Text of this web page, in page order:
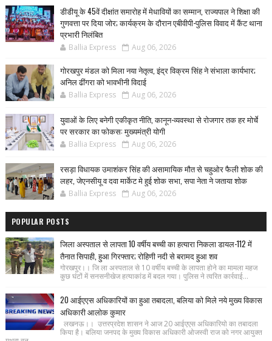
डीडीयू के 45वें दीक्षांत समारोह में मेधावियों का सम्मान, राज्यपाल ने शिक्षा की
गुणवत्ता पर दिया जोर; कार्यक्रम के दौरान एबीवीपी-पुलिस विवाद में कैंट थाना
प्रभारी निलंबित
Ballia Express Aug 06, 2026
गोरखपुर मंडल को मिला नया नेतृत्व, इंद्र विक्रम सिंह ने संभाला कार्यभार;
अनिल ढींगरा को भावभीनी विदाई
Ballia Express Aug 06, 2026
युवाओं के लिए बनेगी एकीकृत नीति, कानून-व्यवस्था से रोजगार तक हर मोर्चे
पर सरकार का फोकस: मुख्यमंत्री योगी
Ballia Express Aug 06, 2026
रसड़ा विधायक उमाशंकर सिंह की असामायिक मौत से चहुओर फैली शोक की
लहर, जेएनसीयू व दवा मार्केट मे हुई शोक सभा, सपा नेता ने जताया शोक
Ballia Express Aug 06, 2026
POPULAR POSTS
जिला अस्पताल से लापता 10 वर्षीय बच्ची का हत्यारा निकला डायल-112 में
तैनात सिपाही, हुआ गिरफ्तार; रोहिणी नदी से बरामद हुआ शव
गोरखपुर।। जि ला अस्पताल से 10 वर्षीय बच्ची के लापता होने का मामला महज
कुछ घंटों में सनसनीखेज हत्याकांड में बदल गया। पुलिस ने त्वरित कार्रवाई...
20 आईएएस अधिकारियों का हुआ तबादला, बलिया को मिले नये मुख्य विकास
अधिकारी आलोक कुमार
लखनऊ।। उत्तरप्रदेश शासन ने आज 20 आईएएस अधिकारियो का तबादला
किया है। बलिया जनपद के मुख्य विकास अधिकारी ओजस्वी राज को नगर आयुक्त